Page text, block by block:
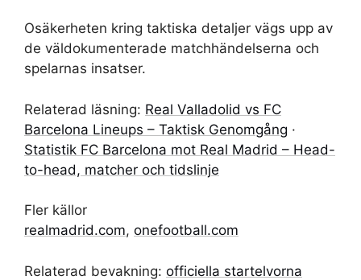
Osäkerheten kring taktiska detaljer vägs upp av
de väldokumenterade matchhändelserna och
spelarnas insatser.
Relaterad läsning: Real Valladolid vs FC
Barcelona Lineups – Taktisk Genomgång ·
Statistik FC Barcelona mot Real Madrid – Head-
to-head, matcher och tidslinje
Fler källor
realmadrid.com, onefootball.com
Relaterad bevakning: officiella startelvorna